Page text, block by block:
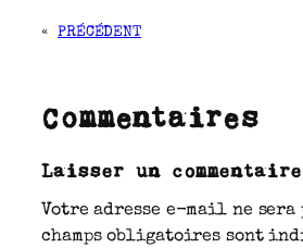
« PRÉCÉDENT
Commentaires
Laisser un commentaire
Votre adresse e-mail ne sera
champs obligatoires sont